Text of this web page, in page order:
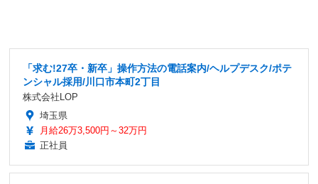
「求む!27卒・新卒」操作方法の電話案内/ヘルプデスク/ポテ
ンシャル採用/川口市本町2丁目
株式会社LOP
埼玉県
月給26万3,500円～32万円
正社員